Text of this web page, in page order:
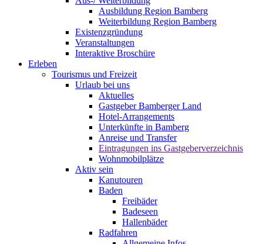
Ausbildung Region Bamberg
Weiterbildung Region Bamberg
Existenzgründung
Veranstaltungen
Interaktive Broschüre
Erleben
Tourismus und Freizeit
Urlaub bei uns
Aktuelles
Gastgeber Bamberger Land
Hotel-Arrangements
Unterkünfte in Bamberg
Anreise und Transfer
Eintragungen ins Gastgeberverzeichnis
Wohnmobilplätze
Aktiv sein
Kanutouren
Baden
Freibäder
Badeseen
Hallenbäder
Radfahren